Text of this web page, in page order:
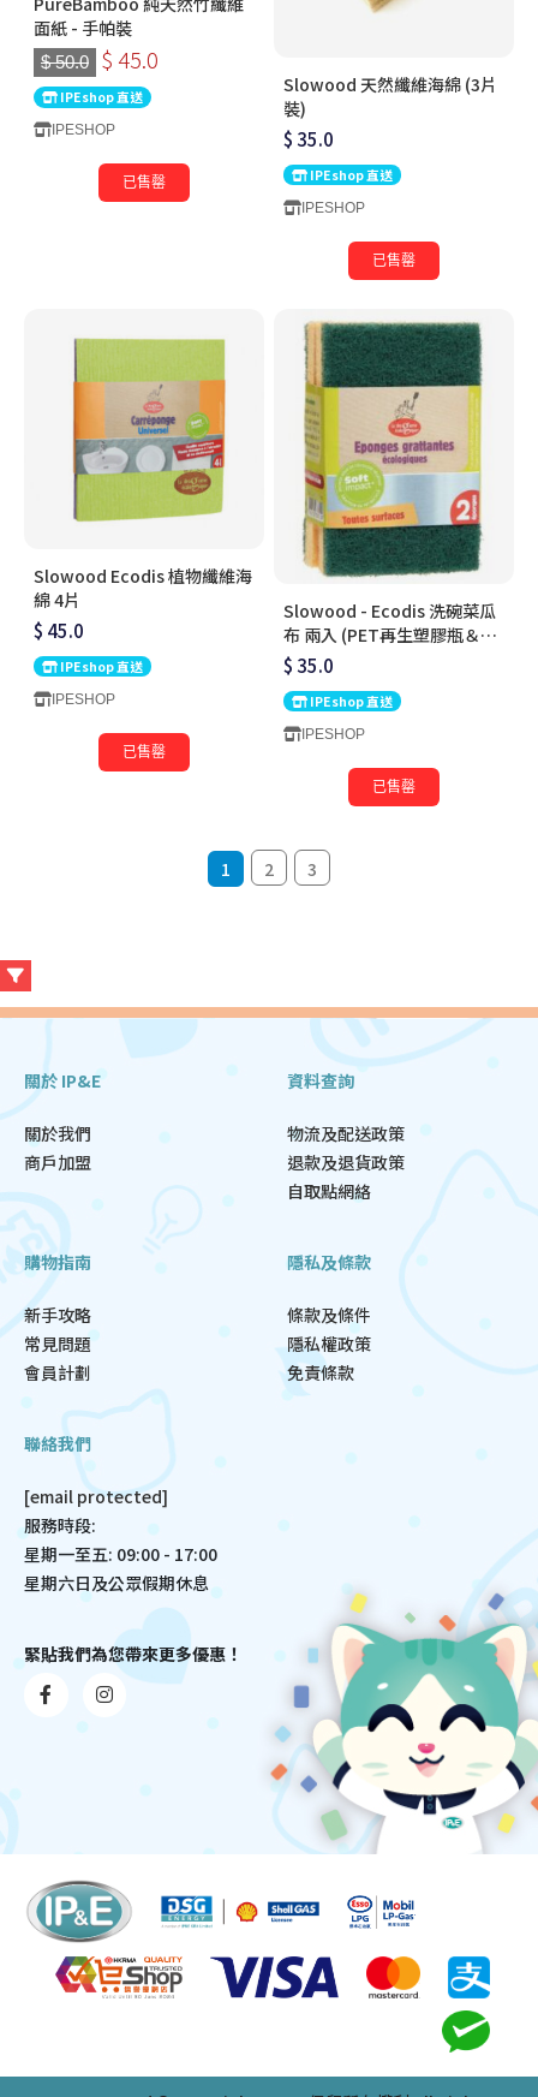
面紙 - 手帕裝
$ 50.0 $ 45.0
IPEshop 直送
IPESHOP
已售罄
Slowood 天然纖維海綿 (3片
裝)
$ 35.0
IPEshop 直送
IPESHOP
已售罄
Slowood Ecodis 植物纖維海
綿 4片
$ 45.0
IPEshop 直送
IPESHOP
已售罄
Slowood - Ecodis 洗碗菜瓜
布 兩入 (PET再生塑膠瓶＆碎
胡桃)
$ 35.0
IPEshop 直送
IPESHOP
已售罄
1 2 3
關於 IP&E
關於我們
商戶加盟
資料查詢
物流及配送政策
退款及退貨政策
自取點網絡
購物指南
新手攻略
常見問題
會員計劃
隱私及條款
條款及條件
隱私權政策
免責條款
聯絡我們
[email protected]
服務時段:
星期一至五: 09:00 - 17:00
星期六日及公眾假期休息
緊貼我們為您帶來更多優惠！